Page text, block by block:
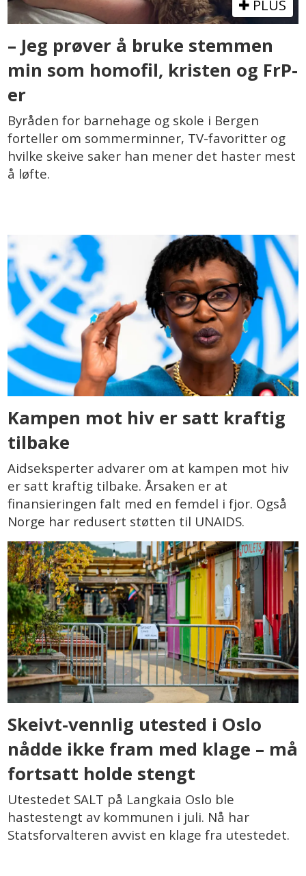
PLUS
– Jeg prøver å bruke stemmen
min som homofil, kristen og FrP-
er
Byråden for barnehage og skole i Bergen
forteller om sommerminner, TV-favoritter og
hvilke skeive saker han mener det haster mest
å løfte.
Kampen mot hiv er satt kraftig
tilbake
Aidseksperter advarer om at kampen mot hiv
er satt kraftig tilbake. Årsaken er at
finansieringen falt med en femdel i fjor. Også
Norge har redusert støtten til UNAIDS.
Skeivt-vennlig utested i Oslo
nådde ikke fram med klage – må
fortsatt holde stengt
Utestedet SALT på Langkaia Oslo ble
hastestengt av kommunen i juli. Nå har
Statsforvalteren avvist en klage fra utestedet.